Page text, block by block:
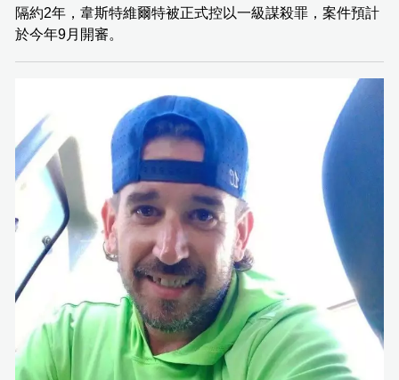
隔約2年，韋斯特維爾特被正式控以一級謀殺罪，案件預計
於今年9月開審。